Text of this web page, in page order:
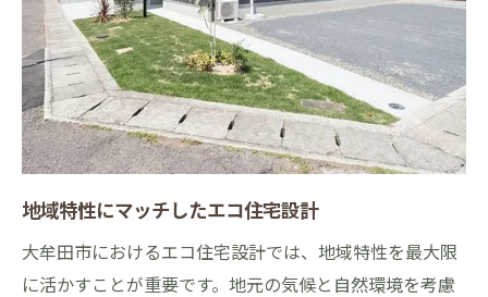
地域特性にマッチしたエコ住宅設計
大牟田市におけるエコ住宅設計では、地域特性を最大限
に活かすことが重要です。地元の気候と自然環境を考慮